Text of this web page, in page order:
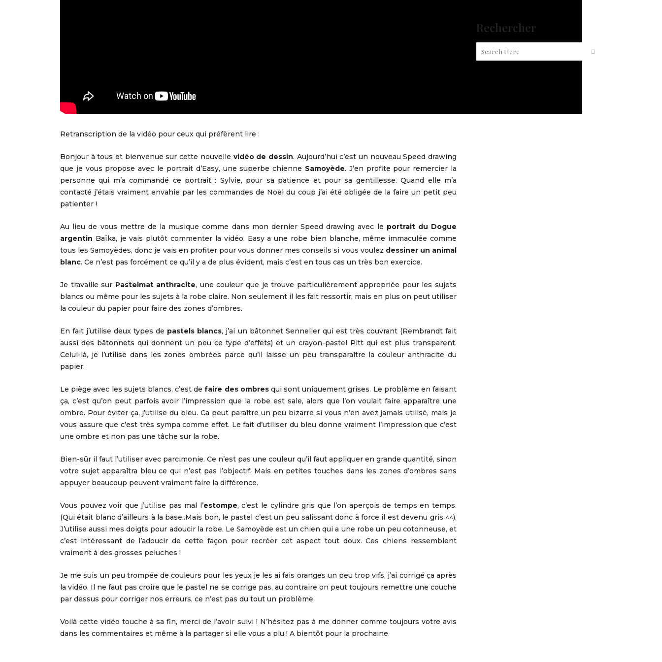
Retranscription de la vidéo pour ceux qui préfèrent lire :
Bonjour à tous et bienvenue sur cette nouvelle vidéo de dessin. Aujourd’hui c’est un nouveau Speed drawing
que je vous propose avec le portrait d’Easy, une superbe chienne Samoyède. J’en profite pour remercier la
personne qui m’a commandé ce portrait : Sylvie, pour sa patience et pour sa gentillesse. Quand elle m’a
contacté j’étais vraiment envahie par les commandes de Noël du coup j’ai été obligée de la faire un petit peu
patienter !
Au lieu de vous mettre de la musique comme dans mon dernier Speed drawing avec le portrait du Dogue
argentin Baïka, je vais plutôt commenter la vidéo. Easy a une robe bien blanche, même immaculée comme
tous les Samoyèdes, donc je vais en profiter pour vous donner mes conseils si vous voulez dessiner un animal
blanc. Ce n’est pas forcément ce qu’il y a de plus évident, mais c’est en tous cas un très bon exercice.
Je travaille sur Pastelmat anthracite, une couleur que je trouve particulièrement appropriée pour les sujets
blancs ou même pour les sujets à la robe claire. Non seulement il les fait ressortir, mais en plus on peut utiliser
la couleur du papier pour faire des zones d’ombres.
En fait j’utilise deux types de pastels blancs, j’ai un bâtonnet Sennelier qui est très couvrant (Rembrandt fait
aussi des bâtonnets qui donnent un peu ce type d’effets) et un crayon-pastel Pitt qui est plus transparent.
Celui-là, je l’utilise dans les zones ombrées parce qu’il laisse un peu transparaître la couleur anthracite du
papier.
Le piège avec les sujets blancs, c’est defaire des ombresqui sont uniquement grises. Le problème en faisant
ça, c’est qu’on peut parfois avoir l’impression que la robe est sale, alors que l’on voulait faire apparaître une
ombre. Pour éviter ça, j’utilise du bleu. Ca peut paraître un peu bizarre si vous n’en avez jamais utilisé, mais je
vous assure que c’est très sympa comme effet. Le fait d’utiliser du bleu donne vraiment l’impression que c’est
une ombre et non pas une tâche sur la robe.
Bien-sûr il faut l’utiliser avec parcimonie. Ce n’est pas une couleur qu’il faut appliquer en grande quantité, sinon
votre sujet apparaîtra bleu ce qui n’est pas l’objectif. Mais en petites touches dans les zones d’ombres sans
appuyer beaucoup peuvent vraiment faire la différence.
Vous pouvez voir que j’utilise pas mal l’estompe, c’est le cylindre gris que l’on aperçois de temps en temps.
(Qui était blanc d’ailleurs à la base..Mais bon, le pastel c’est un peu salissant donc à force il est devenu gris ^^).
J’utilise aussi mes doigts pour adoucir la robe. Le Samoyède est un chien qui a une robe un peu cotonneuse, et
c’est intéressant de l’adoucir de cette façon pour recréer cet aspect tout doux. Ces chiens ressemblent
vraiment à des grosses peluches !
Je me suis un peu trompée de couleurs pour les yeux je les ai fais oranges un peu trop vifs, j’ai corrigé ça après
la vidéo. Il ne faut pas croire que le pastel ne se corrige pas, au contraire on peut toujours remettre une couche
par dessus pour corriger nos erreurs, ce n’est pas du tout un problème.
Voilà cette vidéo touche à sa fin, merci de l’avoir suivi ! N’hésitez pas à me donner comme toujours votre avis
dans les commentaires et même à la partager si elle vous a plu ! A bientôt pour la prochaine.
Rechercher